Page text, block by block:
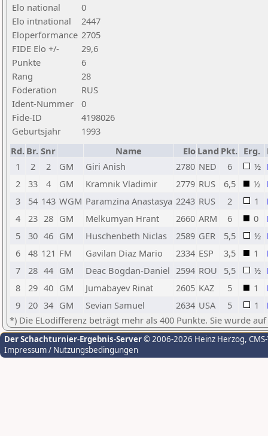
Elo national
0
Elo intnational
2447
Eloperformance 2705
FIDE Elo +/-
29,6
Punkte
6
Rang
28
Föderation
RUS
Ident-Nummer
0
Fide-ID
4198026
Geburtsjahr
1993
Rd. Br. Snr Name Elo Land Pkt. Erg.
1
2 2 GM Giri Anish 2780 NED 6 ½
2
33 4 GM Kramnik Vladimir 2779 RUS 6,5 ½
3
54 143 WGM Paramzina Anastasya 2243 RUS 2 1
4
23 28 GM Melkumyan Hrant 2660 ARM 6 0
5
30 46 GM Huschenbeth Niclas 2589 GER 5,5 ½
6
48 121 FM Gavilan Diaz Mario 2334 ESP 3,5 1
7
28 44 GM Deac Bogdan-Daniel 2594 ROU 5,5 ½
8
29 40 GM Jumabayev Rinat 2605 KAZ 5 1
9
20 34 GM Sevian Samuel 2634 USA 5 1
*) Die ELodifferenz beträgt mehr als 400 Punkte. Sie wurde
Der Schachturnier-Ergebnis-Server© 2006-2026 Heinz Herzog,
Impressum / Nutzungsbedingungen